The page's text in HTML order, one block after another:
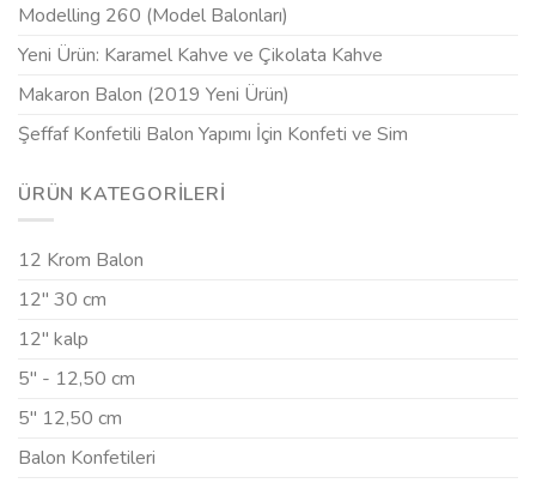
Modelling 260 (Model Balonları)
Yeni Ürün: Karamel Kahve ve Çikolata Kahve
Makaron Balon (2019 Yeni Ürün)
Şeffaf Konfetili Balon Yapımı İçin Konfeti ve Sim
ÜRÜN KATEGORILERI
12 Krom Balon
12" 30 cm
12" kalp
5" - 12,50 cm
5" 12,50 cm
Balon Konfetileri